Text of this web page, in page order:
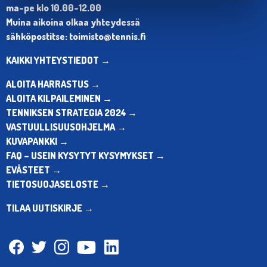
ma-pe klo 10.00-12.00
Muina aikoina olkaa yhteydessä
sähköpostitse: toimisto@tennis.fi
KAIKKI YHTEYSTIEDOT →
ALOITA HARRASTUS →
ALOITA KILPAILEMINEN →
TENNIKSEN STRATEGIA 2024 →
VASTUULLISUUSOHJELMA →
KUVAPANKKI →
FAQ – USEIN KYSYTYT KYSYMYKSET →
EVÄSTEET →
TIETOSUOJASELOSTE →
TILAA UUTISKIRJE →